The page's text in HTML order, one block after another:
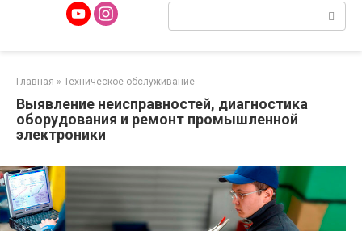
Главная » Техническое обслуживание
Выявление неисправностей, диагностика
оборудования и ремонт промышленной
электроники